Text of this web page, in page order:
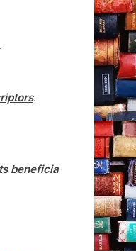
.
.
beneficia